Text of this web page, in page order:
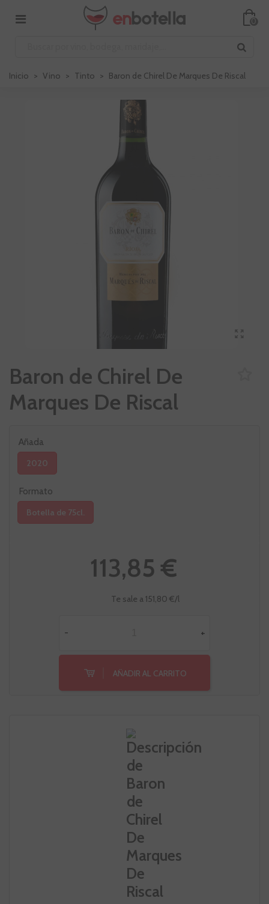
0
Inicio > Vino > Tinto > Baron de Chirel De Marques De Riscal
Baron de Chirel De
Marques De Riscal
Añada
2020
Formato
Botella de 75cl.
113,85 €
Te sale a 151,80 €/l
- +
AÑADIR AL CARRITO